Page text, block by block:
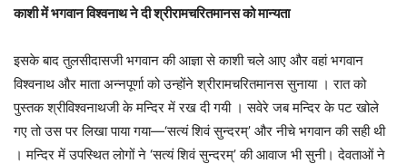
काशी में भगवान विश्वनाथ ने दी श्रीरामचरितमानस को मान्यता
इसके बाद तुलसीदासजी भगवान की आज्ञा से काशी चले आए और वहां भगवान
विश्वनाथ और माता अन्नपूर्णा को उन्होंने श्रीरामचरितमानस सुनाया । रात को
पुस्तक श्रीविश्वनाथजी के मन्दिर में रख दी गयी । सवेरे जब मन्दिर के पट खोले
गए तो उस पर लिखा पाया गया—‘सत्यं शिवं सुन्दरम्’ और नीचे भगवान की सही थी
। मन्दिर में उपस्थित लोगों ने ‘सत्यं शिवं सुन्दरम्’ की आवाज भी सुनी। देवताओं ने